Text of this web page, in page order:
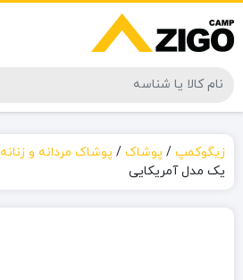
زیگوکمپ / پوشاک / پوشاک مردانه و زنانه
یک مدل آمریکایی